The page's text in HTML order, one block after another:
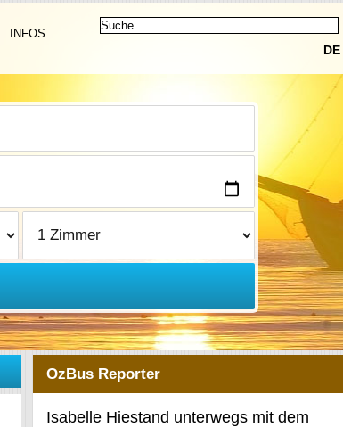
DE
INFOS
OzBus Reporter
Isabelle Hiestand unterwegs mit dem